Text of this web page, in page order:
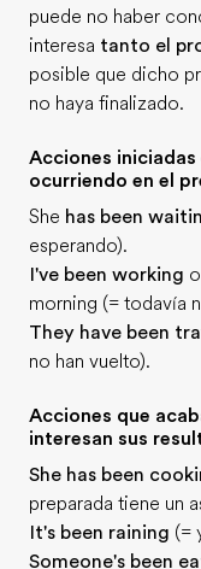
puede no haber
interesa tanto el
posible que dicho
no haya finalizado.
Acciones
ocurriendo en el
She has been
esperando).
I've been working
morning (= todavía
They have been
no han vuelto).
Acciones que
interesan sus
She has been
preparada tiene un
It's been raining (=
Someone's been